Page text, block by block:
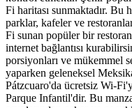
Fi haritası sunmaktadır.
parklar, kafeler ve
Fi sunan popüler bir
internet bağlantısı
porsiyonları ve mükemmel
yaparken geleneksel
Pátzcuaro'da ücretsiz Wi-
Parque Infantil'dir. Bu